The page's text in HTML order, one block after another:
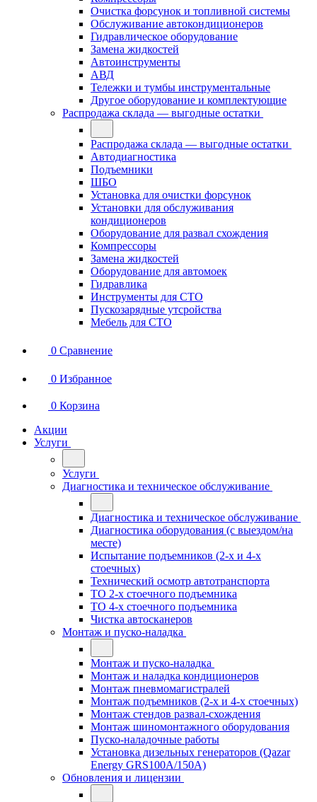
Очистка форсунок и топливной системы
Обслуживание автокондиционеров
Гидравлическое оборудование
Замена жидкостей
Автоинструменты
АВД
Тележки и тумбы инструментальные
Другое оборудование и комплектующие
Распродажа склада — выгодные остатки
Распродажа склада — выгодные остатки
Автодиагностика
Подъемники
ШБО
Установка для очистки форсунок
Установки для обслуживания
кондиционеров
Оборудование для развал схождения
Компрессоры
Замена жидкостей
Оборудование для автомоек
Гидравлика
Инструменты для СТО
Пускозарядные утсройства
Мебель для СТО
0 Сравнение
0 Избранное
0 Корзина
Акции
Услуги
Услуги
Диагностика и техническое обслуживание
Диагностика и техническое обслуживание
Диагностика оборудования (с выездом/на
месте)
Испытание подъемников (2-х и 4-х
стоечных)
Технический осмотр автотранспорта
ТО 2-х стоечного подъемника
ТО 4-х стоечного подъемника
Чистка автосканеров
Монтаж и пуско-наладка
Монтаж и пуско-наладка
Монтаж и наладка кондиционеров
Монтаж пневмомагистралей
Монтаж подъемников (2-х и 4-х стоечных)
Монтаж стендов развал-схождения
Монтаж шиномонтажного оборудования
Пуско-наладочные работы
Установка дизельных генераторов (Qazar
Energy GRS100A/150A)
Обновления и лицензии